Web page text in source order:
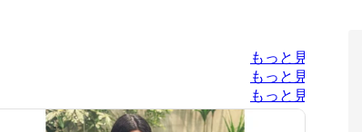
もっと見る
もっと見る
もっと見る